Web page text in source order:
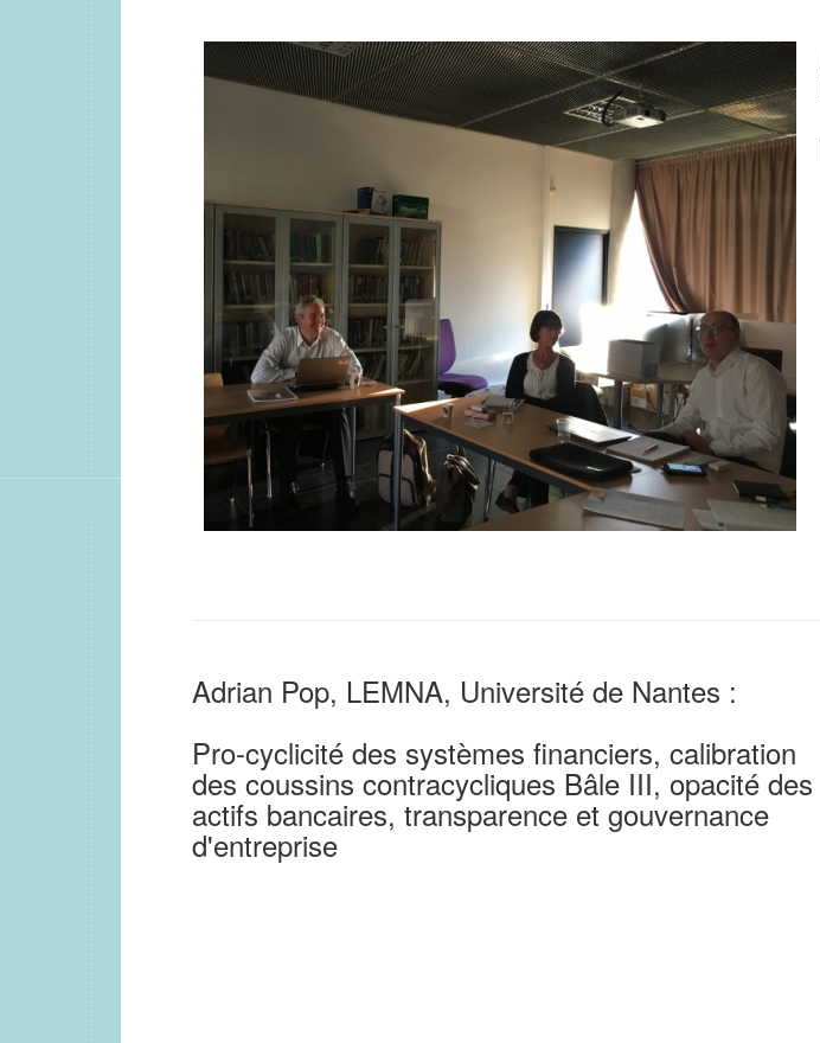
Adrian Pop, LEMNA, Université de Nantes :
Pro-cyclicité des systèmes financiers, calibration
des coussins contracycliques Bâle III, opacité des
actifs bancaires, transparence et gouvernance
d'entreprise